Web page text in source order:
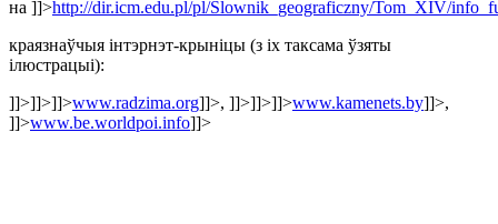
на ]]>http://dir.icm.edu.pl/pl/Slownik_geograficzny/Tom_XIV/
краязнаўчыя інтэрнэт-крыніцы (з іх таксама ўзяты
ілюстрацыі):
]]>]]>]]>www.radzima.org]]>, ]]>]]>]]>www.kamenets.by]]>,
]]>www.be.worldpoi.info]]>